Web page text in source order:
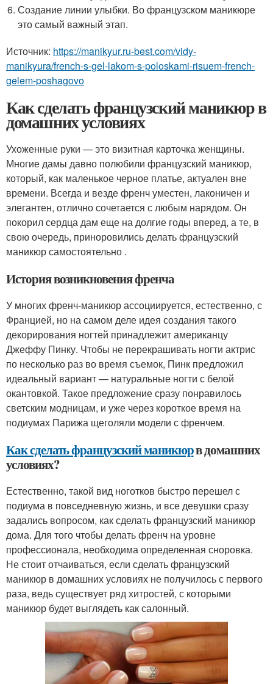
Создание линии улыбки. Во французском маникюре
это самый важный этап.
Источник: https://manikyur.ru-best.com/vidy-
manikyura/french-s-gel-lakom-s-poloskami-risuem-french-
gelem-poshagovo
Как сделать французский маникюр в
домашних условиях
Ухоженные руки — это визитная карточка женщины.
Многие дамы давно полюбили французский маникюр,
который, как маленькое черное платье, актуален вне
времени. Всегда и везде френч уместен, лаконичен и
элегантен, отлично сочетается с любым нарядом. Он
покорил сердца дам еще на долгие годы вперед, а те, в
свою очередь, приноровились делать французский
маникюр самостоятельно .
История возникновения френча
У многих френч-маникюр ассоциируется, естественно, с
Францией, но на самом деле идея создания такого
декорирования ногтей принадлежит американцу
Джеффу Пинку. Чтобы не перекрашивать ногти актрис
по несколько раз во время съемок, Пинк предложил
идеальный вариант — натуральные ногти с белой
окантовкой. Такое предложение сразу понравилось
светским модницам, и уже через короткое время на
подиумах Парижа щеголяли модели с френчем.
Как сделать французский маникюрв домашних
условиях?
Естественно, такой вид ноготков быстро перешел с
подиума в повседневную жизнь, и все девушки сразу
задались вопросом, как сделать французский маникюр
дома. Для того чтобы делать френч на уровне
профессионала, необходима определенная сноровка.
Не стоит отчаиваться, если сделать французский
маникюр в домашних условиях не получилось с первого
раза, ведь существует ряд хитростей, с которыми
маникюр будет выглядеть как салонный.